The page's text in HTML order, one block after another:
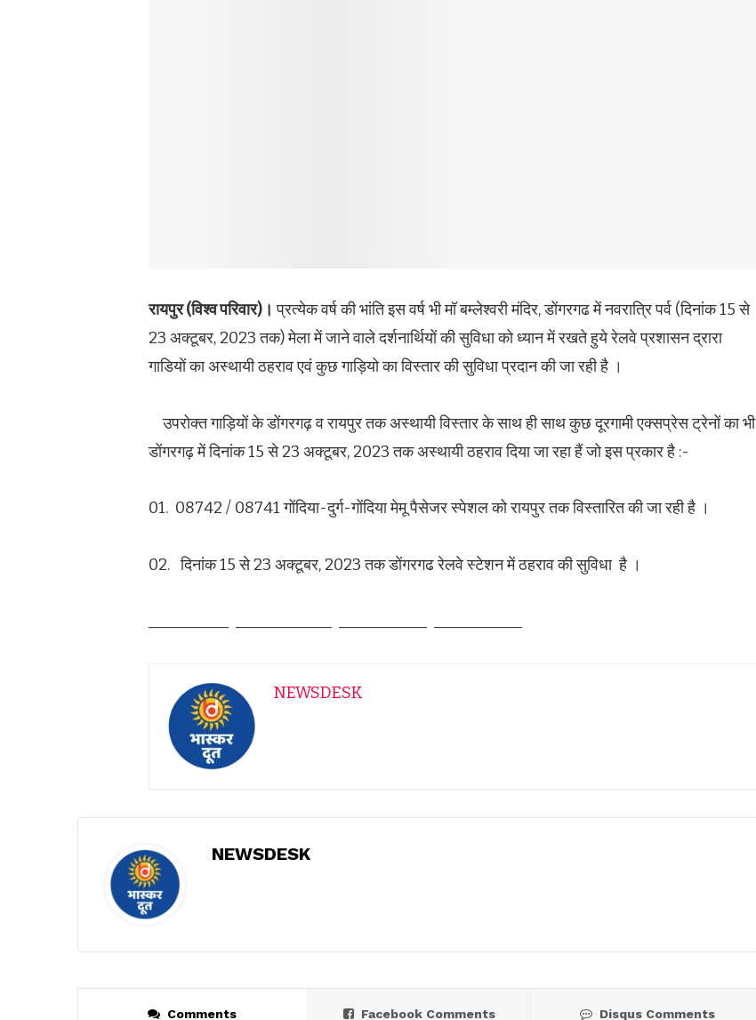
रायपुर (विश्व परिवार)। प्रत्येक वर्ष की भांति इस वर्ष भी मॉ बम्लेश्वरी मंदिर, डोंगरगढ में नवरात्रि पर्व (दिनांक 15 से
23 अक्टूबर, 2023 तक) मेला में जाने वाले दर्शनार्थियों की सुविधा को ध्यान में रखते हुये रेलवे प्रशासन द्रारा
गाडियों का अस्थायी ठहराव एवं कुछ गाड़ियो का विस्तार की सुविधा प्रदान की जा रही है ।
उपरोक्त गाड़ियों के डोंगरगढ़ व रायपुर तक अस्थायी विस्तार के साथ ही साथ कुछ दूरगामी एक्सप्रेस ट्रेनों का भी
डोंगरगढ़ में दिनांक 15 से 23 अक्टूबर, 2023 तक अस्थायी ठहराव दिया जा रहा हैं जो इस प्रकार है :-
01. 08742 / 08741 गोंदिया-दुर्ग-गोंदिया मेमू पैसेजर स्पेशल को रायपुर तक विस्तारित की जा रही है ।
02. दिनांक 15 से 23 अक्टूबर, 2023 तक डोंगरगढ रेलवे स्टेशन में ठहराव की सुविधा है ।
NEWSDESK
NEWSDESK
Comments Facebook Comments Disqus Comments